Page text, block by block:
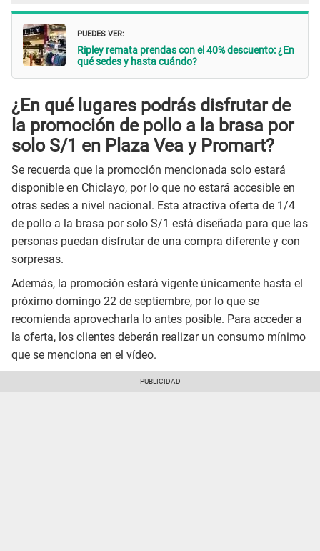
PUEDES VER:
Ripley remata prendas con el 40% descuento: ¿En
qué sedes y hasta cuándo?
¿En qué lugares podrás disfrutar de
la promoción de pollo a la brasa por
solo S/1 en Plaza Vea y Promart?
Se recuerda que la promoción mencionada solo estará
disponible en Chiclayo, por lo que no estará accesible en
otras sedes a nivel nacional. Esta atractiva oferta de 1/4
de pollo a la brasa por solo S/1 está diseñada para que las
personas puedan disfrutar de una compra diferente y con
sorpresas.
Además, la promoción estará vigente únicamente hasta el
próximo domingo 22 de septiembre, por lo que se
recomienda aprovecharla lo antes posible. Para acceder a
la oferta, los clientes deberán realizar un consumo mínimo
que se menciona en el vídeo.